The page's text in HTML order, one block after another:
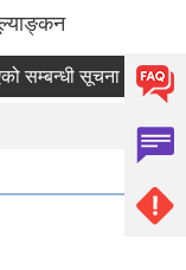
सूचना !